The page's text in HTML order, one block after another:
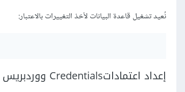
نُعيد تشغيل قاعدة البيانات لأخذ التغييرات بالاعتبار:
إعداد اعتماداتCredentials ووردبريس وقاعدة البيانات